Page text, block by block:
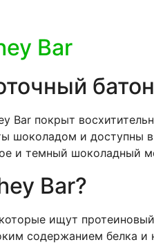
Bar
Bar покрыт
шоколадом и доступны
и темный шоколадный
Bar?
ищут
содержанием белка